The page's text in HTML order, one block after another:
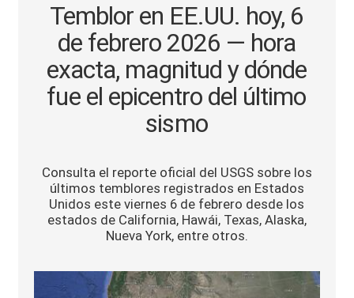
Tendencias Mix
Temblor en EE.UU. hoy, 6
de febrero 2026 — hora
exacta, magnitud y dónde
fue el epicentro del último
sismo
Consulta el reporte oficial del USGS sobre los
últimos temblores registrados en Estados
Unidos este viernes 6 de febrero desde los
estados de California, Hawái, Texas, Alaska,
Nueva York, entre otros.